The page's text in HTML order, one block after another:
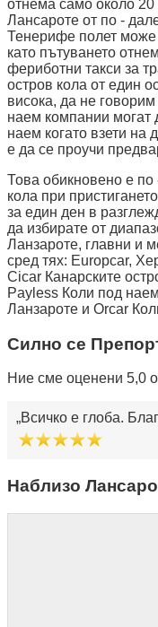
отнема само около
Лансароте от по -
Тенерифе полет може
като пътуването
фериботни такси за
остров кола от един
висока, да не
наем компании могат
наем когато взети на
е да се проучи
Това обикновено е
кола при
за един ден в
да избирате от
Ланзароте, главни и
сред тях: Europcar,
Cicar Канарските
Payless Коли под
Ланзароте и Orcar
Силно се
Ние сме оценени 5,0
Всичко е глоба.
Наблизо